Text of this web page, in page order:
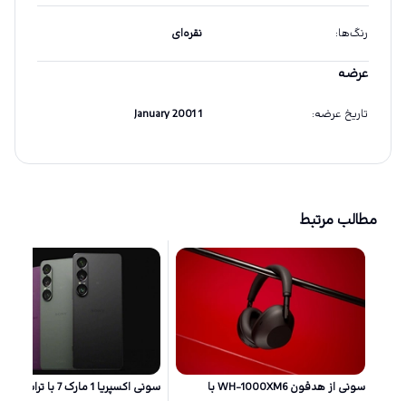
رنگ‌ها: نقره‌ای
عرضه
تاریخ عرضه:
1 January 2001
مطالب مرتبط
سونی از هدفون WH-1000XM6 با
سونی اکسپریا 1 مارک 7 با